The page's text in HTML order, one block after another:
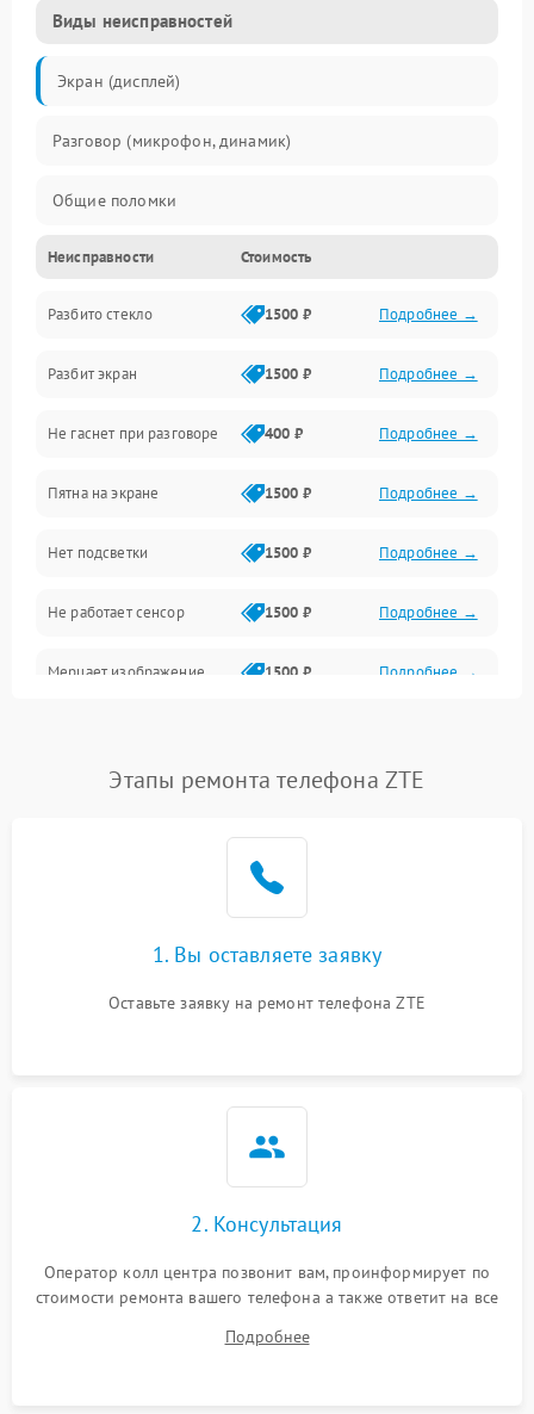
Виды неисправностей
Экран (дисплей)
Разговор (микрофон, динамик)
Общие поломки
Проблемы связи
Камеры
Проблемы с дисплеем и сенсором
Зарядка
Проблемы с питанием, зарядкой и аккумулятором
Проблемы с работой системы, корпусом и другие
Неисправности Стоимость
Разбито стекло 1500 ₽ Подробнее →
Разбит экран 1500 ₽ Подробнее →
Не гаснет при разговоре 400 ₽ Подробнее →
Пятна на экране 1500 ₽ Подробнее →
Нет подсветки 1500 ₽ Подробнее →
Не работает сенсор 1500 ₽ Подробнее →
Мерцает изображение 1500 ₽ Подробнее →
Не работает Face ID 4000 ₽ Подробнее →
Этапы ремонта телефона ZTE
1. Вы оставляете заявку
Оставьте заявку на ремонт телефона ZTE
2. Консультация
Оператор колл центра позвонит вам, проинформирует по
стоимости ремонта вашего телефона а также ответит на все
Подробнее